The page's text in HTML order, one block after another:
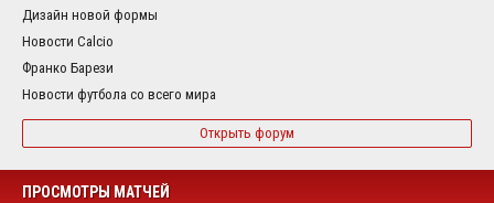
Дизайн новой формы
Новости Calcio
Франко Барези
Новости футбола со всего мира
Открыть форум
ПРОСМОТРЫ МАТЧЕЙ